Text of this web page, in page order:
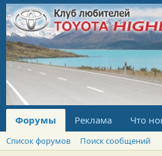
Форумы Реклама Что
Список форумов
Поиск сообщений